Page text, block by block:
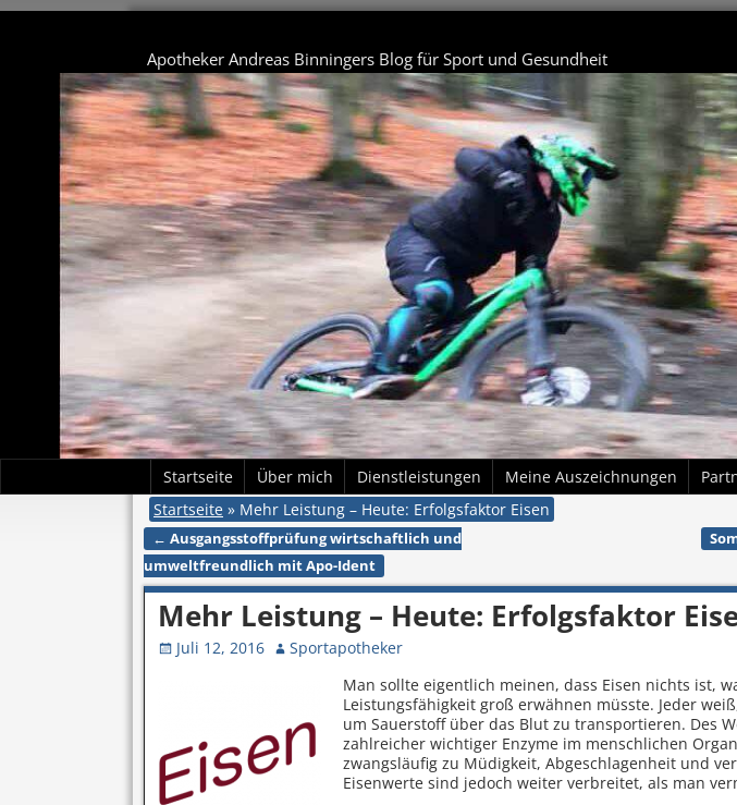
Apotheker Andreas Binningers Blog für Sport und Gesundheit
Startseite Über mich Dienstleistungen Meine Auszeichnungen
Startseite » Mehr Leistung – Heute: Erfolgsfaktor Eisen
Artikelnavigation
← Ausgangsstoffprüfung wirtschaftlich und
umweltfreundlich mit Apo-Ident
Mehr Leistung – Heute: Erfolgsfaktor
Juli 12, 2016
Sportapotheker
Man sollte eigentlich meinen, dass Eisen nichts ist,
Leistungsfähigkeit groß erwähnen müsste. Jeder
um Sauerstoff über das Blut zu transportieren. Des
zahlreicher wichtiger Enzyme im menschlichen
zwangsläufig zu Müdigkeit, Abgeschlagenheit und
Eisenwerte sind jedoch weiter verbreitet, als man